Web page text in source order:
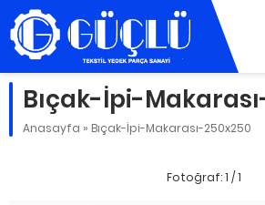
Bıçak-İpi-
Anasayfa » Bıçak-İpi-Makarası-250x250
Fotoğraf: 1 / 1